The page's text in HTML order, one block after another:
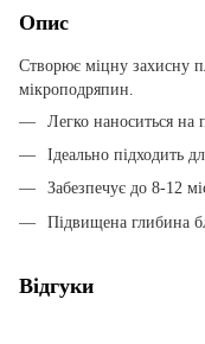
Опис
Створює міцну захисну
мікроподряпин.
Легко наноситься на
Ідеально підходить
Забезпечує до 8-12
Підвищена глибина
Відгуки